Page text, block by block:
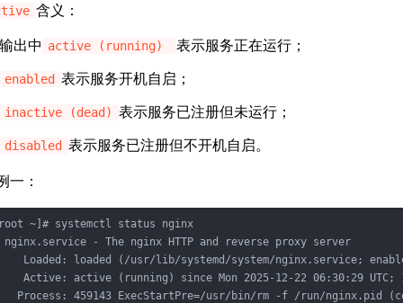
含义：
输出中 active (running) 表示服务正在运行；
enabled 表示服务开机自启；
inactive (dead) 表示服务已注册但未运行；
disabled 表示服务已注册但不开机自启。
一：
~]# systemctl status nginx
nginx.service - The nginx HTTP and reverse proxy server
Loaded: loaded (/usr/lib/systemd/system/nginx.service;
Active: active (running) since Mon 2025-12-22 06:30:29 UTC;
Process: 459143 ExecStartPre=/usr/bin/rm -f /run/nginx.pid